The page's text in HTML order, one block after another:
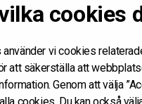
cookies
använder vi cookies
att säkerställa att
Genom att välja
I